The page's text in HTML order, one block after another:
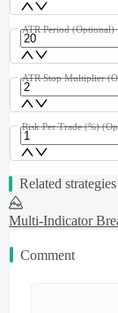
ATR Period (Optional)
ATR Stop Multiplier
Risk Per Trade (%)
Related strategies
Multi-Indicator
Comment